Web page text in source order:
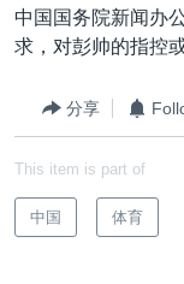
中国国务院新闻办
求，对彭帅的指控
分享
This item is part of
中国 体育